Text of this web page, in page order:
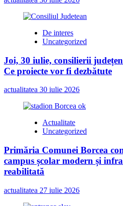
De interes
Uncategorized
Joi, 30 iulie, consilierii
Ce proiecte vor fi dezbătute
actualitatea 30 iulie 2026
Actualitate
Uncategorized
Primăria Comunei Borcea
campus școlar modern și
reabilitată
actualitatea 27 iulie 2026